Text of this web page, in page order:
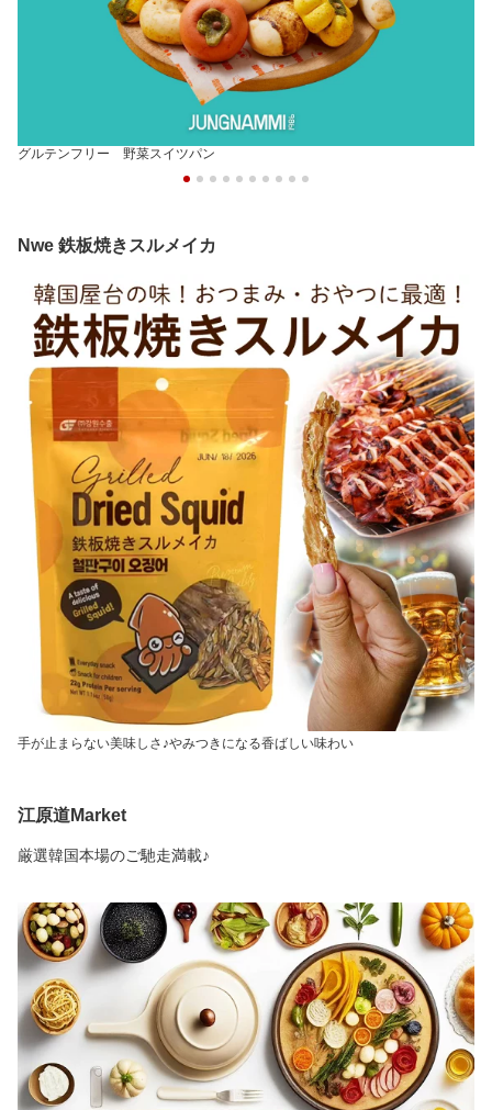
グルテンフリー 野菜スイツパン
Nwe 鉄板焼きスルメイカ
手が止まらない美味しさ♪やみつきになる香ばしい味わい
江原道Market
厳選韓国本場のご馳走満載♪